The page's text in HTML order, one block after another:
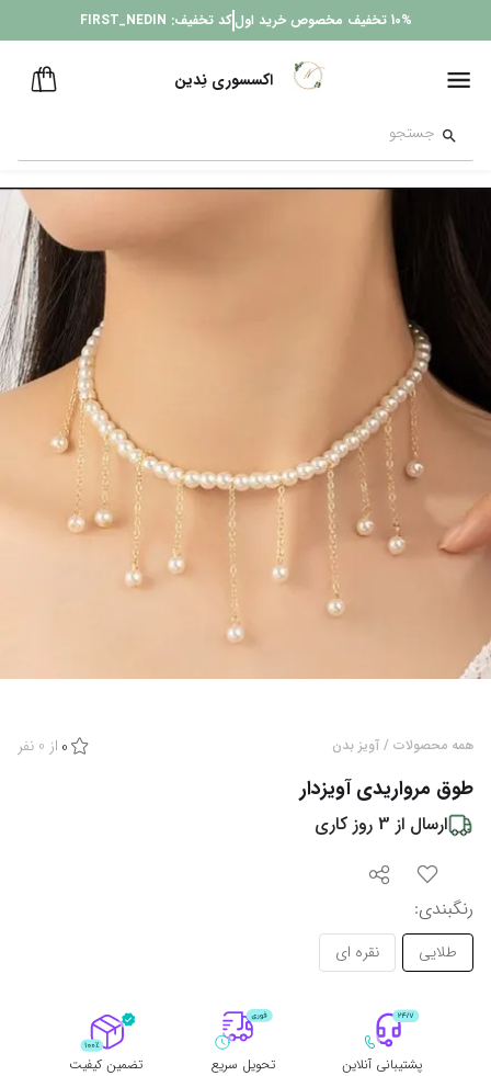
10% تخفیف مخصوص خرید اولکد تخفیف: FIRST_NEDIN
اکسسوری نِدین
همه محصولات / آویز بدن 0 از 0 نفر
طوق مرواریدی آویزدار
ارسال از 3 روز کاری
رنگبندی:
طلایی نقره ای
پشتیبانی آنلاین تحویل سریع تضمین کیفیت